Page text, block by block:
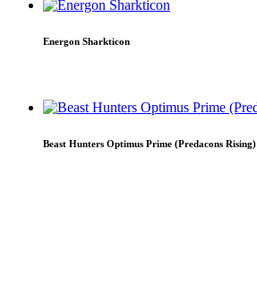
Energon Sharkticon
Beast Hunters Optimus Prime (Predacons Rising)